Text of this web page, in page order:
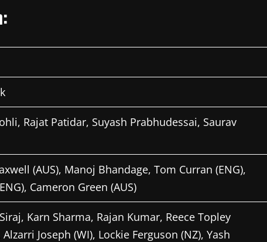
Rajat Patidar, Suyash Prabhudessai, Saurav
(AUS), Manoj Bhandage, Tom Curran (ENG),
Cameron Green (AUS)
Karn Sharma, Rajan Kumar, Reece Topley
Joseph (WI), Lockie Ferguson (NZ), Yash